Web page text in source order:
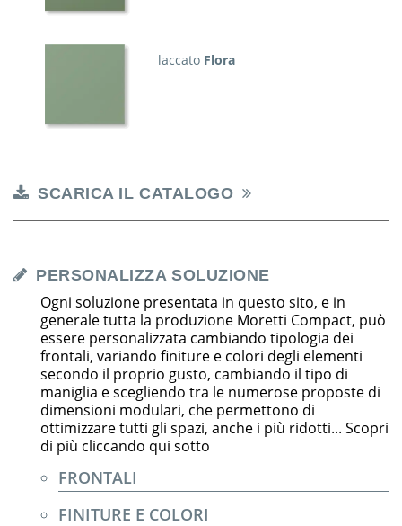
laccato Flora
SCARICA IL CATALOGO
PERSONALIZZA SOLUZIONE
Ogni soluzione presentata in questo sito, e in
generale tutta la produzione Moretti Compact, può
essere personalizzata cambiando tipologia dei
frontali, variando finiture e colori degli elementi
secondo il proprio gusto, cambiando il tipo di
maniglia e scegliendo tra le numerose proposte di
dimensioni modulari, che permettono di
ottimizzare tutti gli spazi, anche i più ridotti... Scopri
di più cliccando qui sotto
FRONTALI
FINITURE E COLORI